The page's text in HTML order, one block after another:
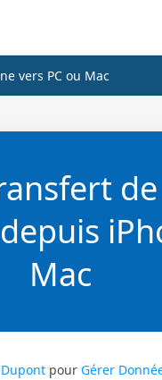
vers PC ou Mac
Mac
pour Gérer